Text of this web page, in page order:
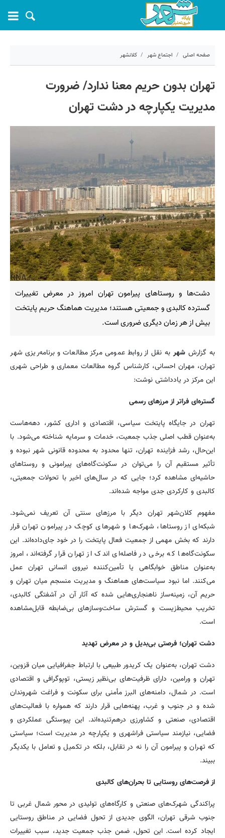
صفحه اصلی اجتماع شهر کلانشهر
کد مطلب:
تهران بدون حریم معنا ندارد/ ضرورت
مدیریت یکپارچه در دشت تهران
دشت‌ها و روستاهای پیرامون تهران امروز در معرض تغییرات
گسترده کالبدی و جمعیتی هستند؛ مدیریت هماهنگ حریم پایتخت
بیش از هر زمان دیگری ضروری است.
به گزارششهر به نقل از روابط عمومی مرکز مطالعات و برنامه‌ریزی شهر
تهران، مهران احسانی، کارشناس گروه مطالعات معماری و طراحی شهری
این مرکز در یادداشتی نوشت:
گستره‌ای فراتر از مرزهای رسمی
تهران در جایگاه پایتخت سیاسی، اقتصادی و اداری کشور، دهه‌هاست
به‌عنوان قطب اصلی جذب جمعیت، خدمات و سرمایه شناخته می‌شود. با
این‌حال، رشد فزاینده تهران، تنها محدود به محدوده قانونی شهر نبوده و
تأثیر مستقیم آن را می‌توان در سکونت‌گاه‌های پیرامونی و روستاهای
حاشیه‌ای مشاهده کرد؛ جایی که در سال‌های اخیر با تحولات جمعیتی،
کالبدی و کارکردی جدی مواجه شده‌اند.
مفهوم کلان‌شهر تهران دیگر با مرزهای سنتی آن تعریف نمی‌شود.
شبکه‌ای از روستاها، شهرک‌ها و شهرهای کوچک در پیرامون تهران قرار
دارند که بخش مهمی از جمعیت فعال پایتخت را در خود جای‌داده‌اند. این
سکونت‌گاه‌ها که برخی در فاصله‌ای اندک از تهران قرار گرفته‌اند، امروز
به‌عنوان مناطق خوابگاهی یا تأمین‌کننده نیروی انسانی تهران عمل
می‌کنند. اما نبود سیاست‌های هماهنگ و مدیریت منسجم میان تهران و
حریم آن، زمینه‌ساز ناهنجاری‌هایی شده که آثار آن در آشفتگی کالبدی،
تخریب محیط‌زیست و گسترش ساخت‌وسازهای بی‌ضابطه قابل‌مشاهده
است.
دشت تهران؛ فرصتی بی‌بدیل و در معرض تهدید
دشت تهران، به‌عنوان یک کریدور طبیعی با ارتباط جغرافیایی میان قزوین،
تهران و ورامین، دارای ظرفیت‌های بی‌نظیر زیستی، توپوگرافی و اقتصادی
است. در شمال، دامنه‌های البرز مأمنی برای سکونت و فراغت شهروندان
شده و در جنوب و غرب، پهنه‌هایی قرار دارند که همواره با فعالیت‌های
اقتصادی، صنعتی و کشاورزی درهم‌تنیده‌اند. این پیوستگی عملکردی و
فضایی، نیازمند سیاستی فراشهری و یکپارچه در مدیریت است؛ سیاستی
که تهران و پیرامون آن را نه در تقابل، بلکه در تکمیل و تعامل با یکدیگر
ببیند.
از فرصت‌های روستایی تا بحران‌های کالبدی
پراکندگی شهرک‌های صنعتی و کارگاه‌های تولیدی در محور شمال غربی تا
جنوب شرقی تهران، الگوی جدیدی از تحول فضایی در مناطق روستایی
ایجاد کرده است. این تحول، ضمن جذب جمعیت جدید، سبب تغییرات